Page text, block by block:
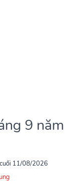
9 năm
11/08/2026